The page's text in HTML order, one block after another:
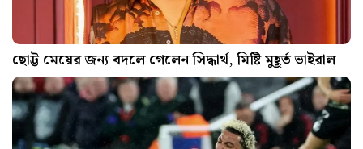
ছোট্ট মেয়ের জন্য বদলে গেলেন সিদ্ধার্থ, মিষ্টি মুহূর্ত ভাইরাল